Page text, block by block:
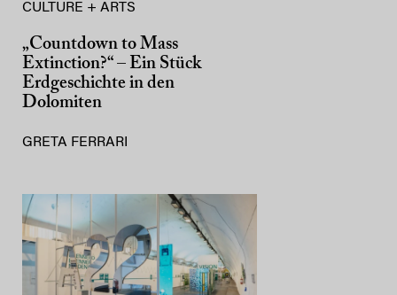
CULTURE + ARTS
„Countdown to Mass
Extinction?“ – Ein Stück
Erdgeschichte in den
Dolomiten
GRETA FERRARI